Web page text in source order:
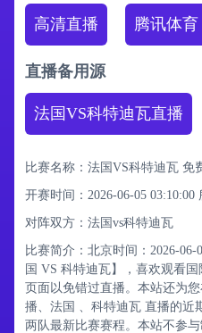
高清直播 腾讯体育
直播备用源
法国VS科特迪瓦直播
比赛名称：法国VS科特迪瓦 免
开赛时间：2026-06-05 03:10:00
对阵双方：法国vs科特迪瓦
比赛简介：北京时间：2026-
国 VS 科特迪瓦】，喜欢观看
页面以免错过直播。本站还为
播、法国 、科特迪瓦 直播的近
两队最新比赛赛程。本站不参